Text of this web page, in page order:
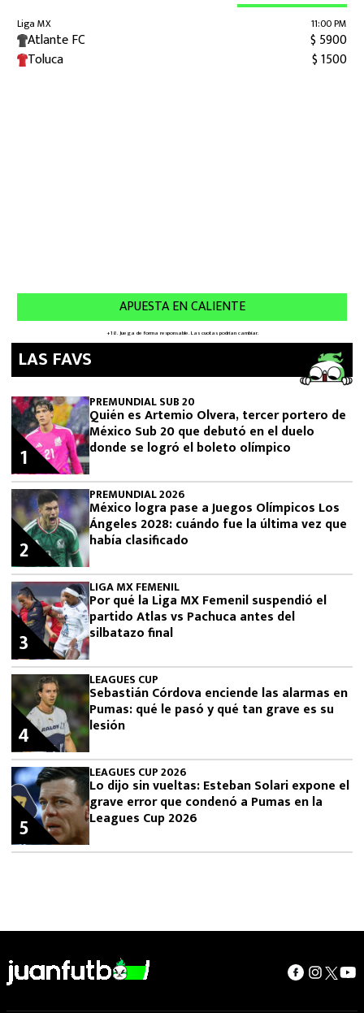
LAS FAVS
PREMUNDIAL SUB 20
Quién es Artemio Olvera, tercer portero de
México Sub 20 que debutó en el duelo
donde se logró el boleto olímpico
1
PREMUNDIAL 2026
México logra pase a Juegos Olímpicos Los
Ángeles 2028: cuándo fue la última vez que
había clasificado
2
LIGA MX FEMENIL
Por qué la Liga MX Femenil suspendió el
partido Atlas vs Pachuca antes del
silbatazo final
3
LEAGUES CUP
Sebastián Córdova enciende las alarmas en
Pumas: qué le pasó y qué tan grave es su
lesión
4
LEAGUES CUP 2026
Lo dijo sin vueltas: Esteban Solari expone el
grave error que condenó a Pumas en la
Leagues Cup 2026
5